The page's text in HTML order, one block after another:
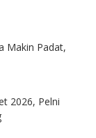
Makin Padat,
2026, Pelni